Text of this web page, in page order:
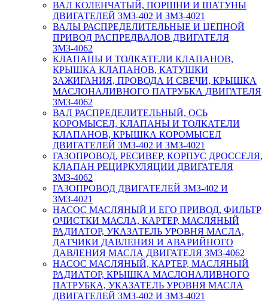
ВАЛ КОЛЕНЧАТЫЙ, ПОРШНИ И ШАТУНЫ
ДВИГАТЕЛЕЙ ЗМЗ-402 И ЗМЗ-4021
ВАЛЫ РАСПРЕДЕЛИТЕЛЬНЫЕ И ЦЕПНОЙ
ПРИВОД РАСПРЕДВАЛОВ ДВИГАТЕЛЯ
ЗМЗ-4062
КЛАПАНЫ И ТОЛКАТЕЛИ КЛАПАНОВ,
КРЫШКА КЛАПАНОВ, КАТУШКИ
ЗАЖИГАНИЯ, ПРОВОДА И СВЕЧИ, КРЫШКА
МАСЛОНАЛИВНОГО ПАТРУБКА ДВИГАТЕЛЯ
ЗМЗ-4062
ВАЛ РАСПРЕДЕЛИТЕЛЬНЫЙ, ОСЬ
КОРОМЫСЕЛ, КЛАПАНЫ И ТОЛКАТЕЛИ
КЛАПАНОВ, КРЫШКА КОРОМЫСЕЛ
ДВИГАТЕЛЕЙ ЗМЗ-402 И ЗМЗ-4021
ГАЗОПРОВОД, РЕСИВЕР, КОРПУС ДРОССЕЛЯ,
КЛАПАН РЕЦИРКУЛЯЦИИ ДВИГАТЕЛЯ
ЗМЗ-4062
ГАЗОПРОВОД ДВИГАТЕЛЕЙ ЗМЗ-402 И
ЗМЗ-4021
НАСОС МАСЛЯНЫЙ И ЕГО ПРИВОД, ФИЛЬТР
ОЧИСТКИ МАСЛА, КАРТЕР, МАСЛЯНЫЙ
РАДИАТОР, УКАЗАТЕЛЬ УРОВНЯ МАСЛА,
ДАТЧИКИ ДАВЛЕНИЯ И АВАРИЙНОГО
ДАВЛЕНИЯ МАСЛА ДВИГАТЕЛЯ ЗМЗ-4062
НАСОС МАСЛЯНЫЙ, КАРТЕР, МАСЛЯНЫЙ
РАДИАТОР, КРЫШКА МАСЛОНАЛИВНОГО
ПАТРУБКА, УКАЗАТЕЛЬ УРОВНЯ МАСЛА
ДВИГАТЕЛЕЙ ЗМЗ-402 И ЗМЗ-4021